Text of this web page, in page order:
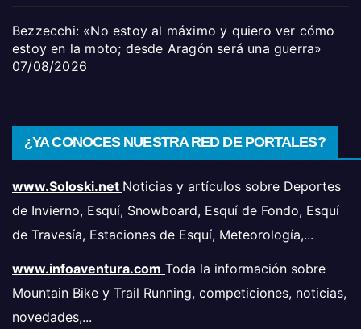
Bezzecchi: «No estoy al máximo y quiero ver cómo
estoy en la moto; desde Aragón será una guerra»
07/08/2026
¿YA CONOCES NUESTRA RED DE PORTALES?
www.Soloski.net Noticias y artículos sobre Deportes
de Invierno, Esquí, Snowboard, Esquí de Fondo, Esquí
de Travesía, Estaciones de Esquí, Meteorología,...
www.infoaventura.com Toda la información sobre
Mountain Bike y Trail Running, competiciones, noticias,
novedades,...